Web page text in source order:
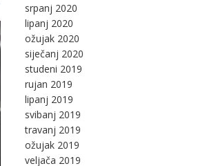
srpanj 2020
lipanj 2020
ožujak 2020
siječanj 2020
studeni 2019
rujan 2019
lipanj 2019
svibanj 2019
travanj 2019
ožujak 2019
veljača 2019